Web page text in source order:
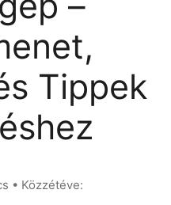
Tippek
• Közzétéve: